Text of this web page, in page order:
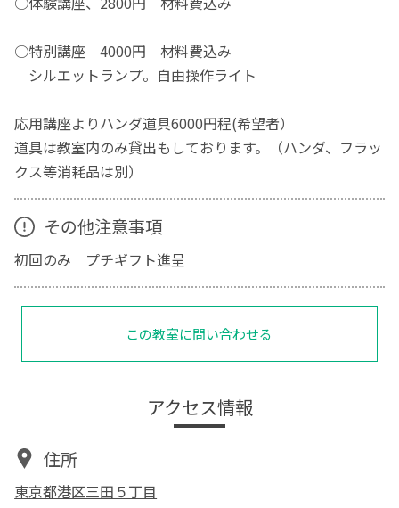
○特別講座 4000円 材料費込み
シルエットランプ。自由操作ライト
応用講座よりハンダ道具6000円程(希望者）
道具は教室内のみ貸出もしております。（ハンダ、フラッ
クス等消耗品は別）
その他注意事項
初回のみ プチギフト進呈
この教室に問い合わせる
アクセス情報
住所
東京都港区三田５丁目